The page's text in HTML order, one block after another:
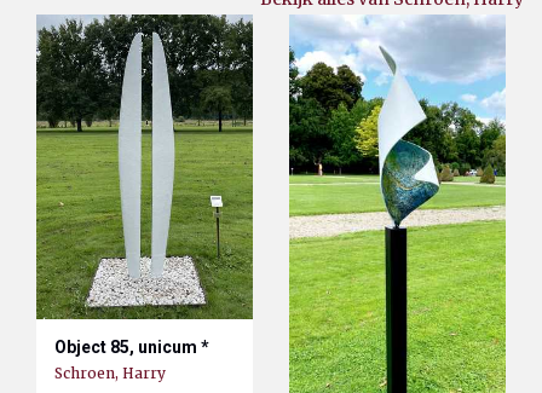
Object 85, unicum *
Schroen, Harry